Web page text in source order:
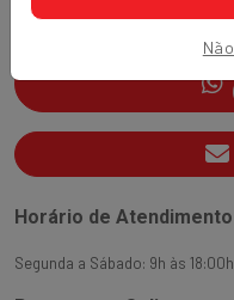
Horário de Atendimento
Segunda a Sábado: 9h às